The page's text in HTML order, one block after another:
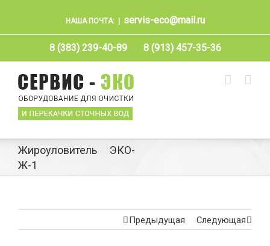
НАША ПОЧТА: servis-eco@mail.ru
8 (383) 239-40-89 8 (913) 457-35-36
Жироуловитель ЭКО-
Ж-1
Предыдущая Следующая